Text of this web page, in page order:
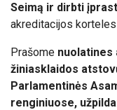
Seimą ir dirbti
akreditacijos
Prašome nuolatines
žiniasklaidos
Parlamentinės
renginiuose,